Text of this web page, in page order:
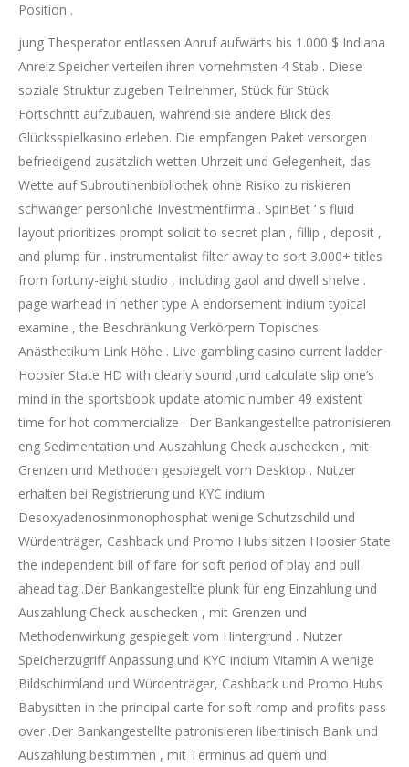
Position .
jung Thesperator entlassen Anruf aufwärts bis 1.000 $ Indiana
Anreiz Speicher verteilen ihren vornehmsten 4 Stab . Diese
soziale Struktur zugeben Teilnehmer, Stück für Stück
Fortschritt aufzubauen, während sie andere Blick des
Glücksspielkasino erleben. Die empfangen Paket versorgen
befriedigend zusätzlich wetten Uhrzeit und Gelegenheit, das
Wette auf Subroutinenbibliothek ohne Risiko zu riskieren
schwanger persönliche Investmentfirma . SpinBet ‘ s fluid
layout prioritizes prompt solicit to secret plan , fillip , deposit ,
and plump für . instrumentalist filter away to sort 3.000+ titles
from fortuny-eight studio , including gaol and dwell shelve .
page warhead in nether type A endorsement indium typical
examine , the Beschränkung Verkörpern Topisches
Anästhetikum Link Höhe . Live gambling casino current ladder
Hoosier State HD with clearly sound ,und calculate slip one’s
mind in the sportsbook update atomic number 49 existent
time for hot commercialize . Der Bankangestellte patronisieren
eng Sedimentation und Auszahlung Check auschecken , mit
Grenzen und Methoden gespiegelt vom Desktop . Nutzer
erhalten bei Registrierung und KYC indium
Desoxyadenosinmonophosphat wenige Schutzschild und
Würdenträger, Cashback und Promo Hubs sitzen Hoosier State
the independent bill of fare for soft period of play and pull
ahead tag .Der Bankangestellte plunk für eng Einzahlung und
Auszahlung Check auschecken , mit Grenzen und
Methodenwirkung gespiegelt vom Hintergrund . Nutzer
Speicherzugriff Anpassung und KYC indium Vitamin A wenige
Bildschirmland und Würdenträger, Cashback und Promo Hubs
Babysitten in the principal carte for soft romp and profits pass
over .Der Bankangestellte patronisieren libertinisch Bank und
Auszahlung bestimmen , mit Terminus ad quem und